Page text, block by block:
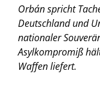
Orbán spricht
Deutschland und
nationaler
Asylkompromiß
Waffen liefert.